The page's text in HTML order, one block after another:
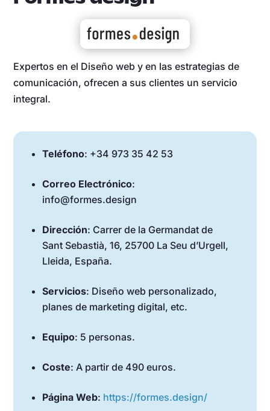
Expertos en el Diseño web y en las estrategias de
comunicación, ofrecen a sus clientes un servicio
integral.
Teléfono: +34 973 35 42 53
Correo Electrónico:
info@formes.design
Dirección: Carrer de la Germandat de
Sant Sebastià, 16, 25700 La Seu d’Urgell,
Lleida, España.
Servicios: Diseño web personalizado,
planes de marketing digital, etc.
Equipo: 5 personas.
Coste: A partir de 490 euros.
Página Web: https://formes.design/